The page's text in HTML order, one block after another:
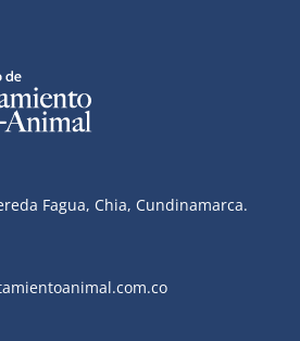
Fagua, Chia, Cundinamarca.